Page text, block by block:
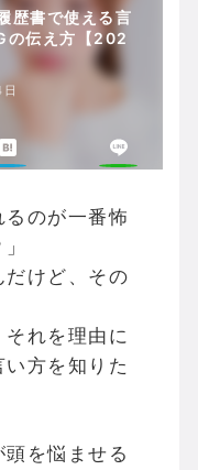
歴書で使える言
の伝え方【202
るのが一番怖
だけど、その
それを理由に
方を知りた
を悩ませる